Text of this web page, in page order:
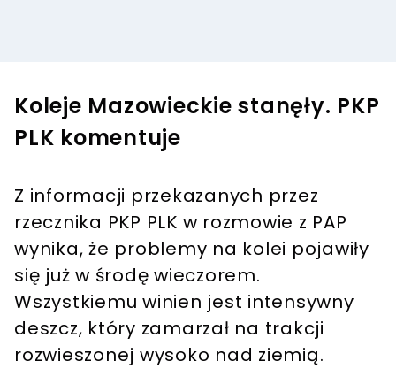
Koleje Mazowieckie stanęły. PKP
PLK komentuje
Z informacji przekazanych przez
rzecznika PKP PLK w rozmowie z PAP
wynika, że problemy na kolei pojawiły
się już w środę wieczorem.
Wszystkiemu winien jest intensywny
deszcz, który zamarzał na trakcji
rozwieszonej wysoko nad ziemią.